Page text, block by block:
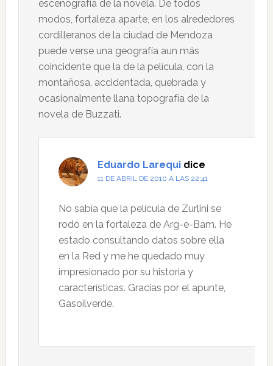
escenografía de la novela. De todos
modos, fortaleza aparte, en los alrededores
cordilleranos de la ciudad de Mendoza
puede verse una geografía aun más
coincidente que la de la película, con la
montañosa, accidentada, quebrada y
ocasionalmente llana topografía de la
novela de Buzzati.
Eduardo Larequi dice
11 DE ABRIL DE 2010 A LAS 22:41
No sabía que la película de Zurlini se
rodó en la fortaleza de Arg-e-Bam. He
estado consultando datos sobre ella
en la Red y me he quedado muy
impresionado por su historia y
características. Gracias por el apunte,
Gasoilverde.